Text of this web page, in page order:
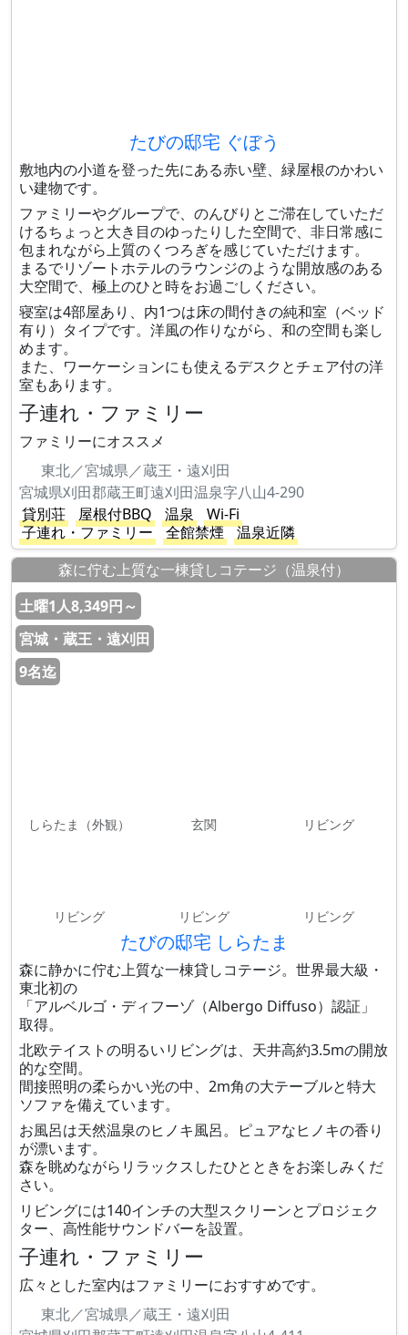
たびの邸宅 ぐぼう
敷地内の小道を登った先にある赤い壁、緑屋根のかわい
い建物です。
ファミリーやグループで、のんびりとご滞在していただ
けるちょっと大き目のゆったりした空間で、非日常感に
包まれながら上質のくつろぎを感じていただけます。
まるでリゾートホテルのラウンジのような開放感のある
大空間で、極上のひと時をお過ごしください。
寝室は4部屋あり、内1つは床の間付きの純和室（ベッド
有り）タイプです。洋風の作りながら、和の空間も楽し
めます。
また、ワーケーションにも使えるデスクとチェア付の洋
室もあります。
子連れ・ファミリー
ファミリーにオススメ
東北／宮城県／蔵王・遠刈田
宮城県刈田郡蔵王町遠刈田温泉字八山4-290
貸別荘
屋根付BBQ 温泉
Wi-Fi
子連れ・ファミリー
全館禁煙
温泉近隣
森に佇む上質な一棟貸しコテージ（温泉付）
土曜1人8,349円～
宮城・蔵王・遠刈田
9名迄
しらたま（外観） 玄関 リビング
リビング リビング リビング
たびの邸宅 しらたま
森に静かに佇む上質な一棟貸しコテージ。世界最大級・
東北初の
「アルベルゴ・ディフーゾ（Albergo Diffuso）認証」
取得。
北欧テイストの明るいリビングは、天井高約3.5mの開放
的な空間。
間接照明の柔らかい光の中、2m角の大テーブルと特大
ソファを備えています。
お風呂は天然温泉のヒノキ風呂。ピュアなヒノキの香り
が漂います。
森を眺めながらリラックスしたひとときをお楽しみくだ
さい。
リビングには140インチの大型スクリーンとプロジェク
ター、高性能サウンドバーを設置。
子連れ・ファミリー
広々とした室内はファミリーにおすすめです。
東北／宮城県／蔵王・遠刈田